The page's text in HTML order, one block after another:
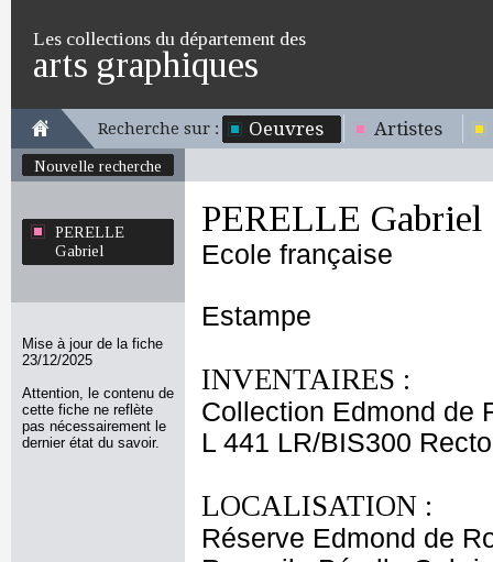
Les collections du département des
arts graphiques
Recherche sur : Oeuvres Artistes
Nouvelle recherche
PERELLE
Gabriel
Mise à jour de la fiche
23/12/2025
Attention, le contenu de
cette fiche ne reflète
pas nécessairement le
dernier état du savoir.
PERELLE Gabriel
Ecole française
Estampe
INVENTAIRES :
Collection Edmond de
L 441 LR/BIS300 Recto
LOCALISATION :
Réserve Edmond de